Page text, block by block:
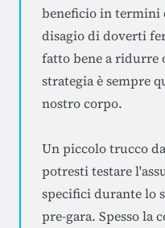
beneficio in termini
disagio di doverti
fatto bene a ridurre
strategia è sempre
nostro corpo.
Un piccolo trucco
potresti testare
specifici durante lo
pre-gara. Spesso la